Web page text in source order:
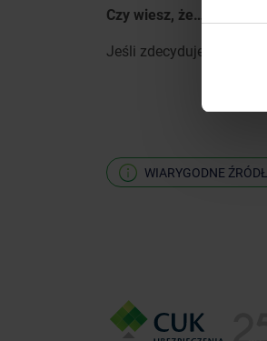
Czy wiesz, że…
Jeśli zdecydujesz się na
WIARYGODNE